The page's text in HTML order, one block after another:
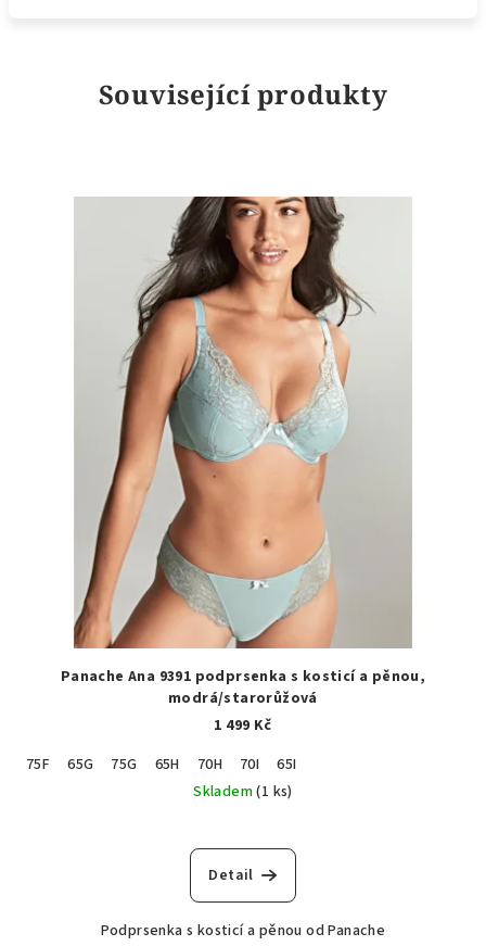
Související produkty
Panache Ana 9391 podprsenka s kosticí a pěnou,
modrá/starorůžová
1 499 Kč
75F
65G 75G 65H 70H 70I
65I
Skladem(1 ks)
Detail
Podprsenka s kosticí a pěnou od Panache